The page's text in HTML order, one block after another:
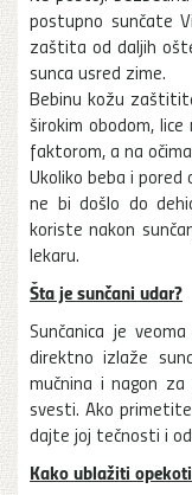
postupno sunčate
zaštita od daljih
sunca usred zime.
Bebinu kožu
širokim obodom,
faktorom, a na
Ukoliko beba i
ne bi došlo do
koriste nakon
lekaru.
Šta je sunčani udar?
Sunčanica je
direktno izlaže
mučnina i nagon
svesti. Ako
dajte joj tečnosti i
Kako ublažiti